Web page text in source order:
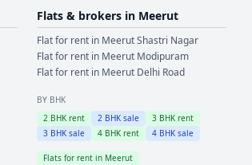
Flats & brokers in Meerut
Flat for rent in MeerutShastri Nagar
Flat for rent in Meerut Modipuram
Flat for rent in Meerut Delhi Road
BY BHK
2 BHK rent 2 BHK sale 3 BHK rent
3 BHK sale 4 BHK rent 4 BHK sale
Flats for rent in Meerut